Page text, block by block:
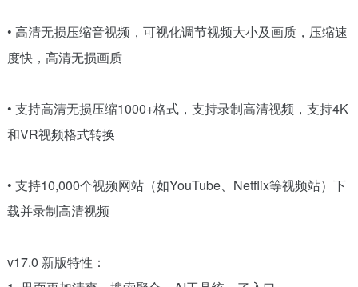
• 高清无损压缩音视频，可视化调节视频大小及画质，压缩速
度快，高清无损画质
• 支持高清无损压缩1000+格式，支持录制高清视频，支持4K
和VR视频格式转换
• 支持10,000个视频网站（如YouTube、Netflix等视频站）下
载并录制高清视频
v17.0 新版特性：